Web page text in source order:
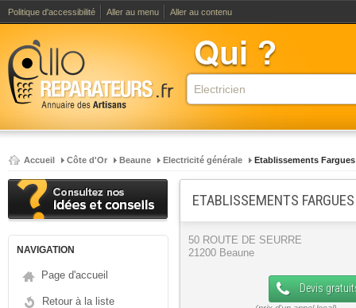
Politique d'accessibilité Aller au menu Aller au contenu
Accueil Côte d'Or Beaune Electricité générale Etablissements Fargues
NAVIGATION
Page d'accueil
Retour à la liste
ETABLISSEMENTS
50 ROUTE DE SEURRE
21200 Beaune
Devis